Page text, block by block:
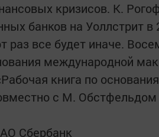
кризисов. К.
банков на Уолл­стрит
раз все будет иначе.
международной
книга по
с М. Обстфельдом
Сбербанк